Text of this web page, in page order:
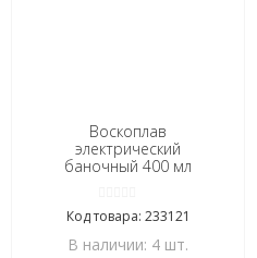
Воскоплав
электрический
баночный 400 мл
Код товара: 233121
В наличии: 4 шт.